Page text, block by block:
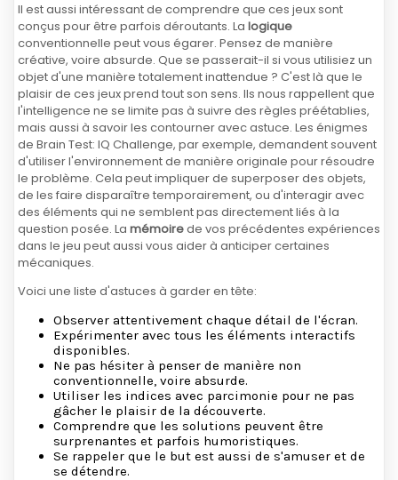
Il est aussi intéressant de comprendre que ces jeux sont
conçus pour être parfois déroutants. La logique
conventionnelle peut vous égarer. Pensez de manière
créative, voire absurde. Que se passerait-il si vous utilisiez un
objet d'une manière totalement inattendue ? C'est là que le
plaisir de ces jeux prend tout son sens. Ils nous rappellent que
l'intelligence ne se limite pas à suivre des règles préétablies,
mais aussi à savoir les contourner avec astuce. Les énigmes
de Brain Test: IQ Challenge, par exemple, demandent souvent
d'utiliser l'environnement de manière originale pour résoudre
le problème. Cela peut impliquer de superposer des objets,
de les faire disparaître temporairement, ou d'interagir avec
des éléments qui ne semblent pas directement liés à la
question posée. La mémoirede vos précédentes expériences
dans le jeu peut aussi vous aider à anticiper certaines
mécaniques.
Voici une liste d'astuces à garder en tête:
Observer attentivement chaque détail de l'écran.
Expérimenter avec tous les éléments interactifs
disponibles.
Ne pas hésiter à penser de manière non
conventionnelle, voire absurde.
Utiliser les indices avec parcimonie pour ne pas
gâcher le plaisir de la découverte.
Comprendre que les solutions peuvent être
surprenantes et parfois humoristiques.
Se rappeler que le but est aussi de s'amuser et de
se détendre.